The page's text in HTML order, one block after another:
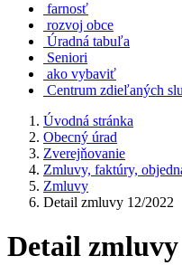
farnosť
rozvoj obce
Úradná tabuľa
Seniori
ako vybaviť
Centrum zdieľaných
Úvodná stránka
Obecný úrad
Zverejňovanie
Zmluvy, faktúry,
Zmluvy
Detail zmluvy 12/2022
Detail zmluvy